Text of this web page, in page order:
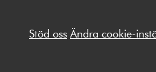
Stöd oss Ändra cookie-